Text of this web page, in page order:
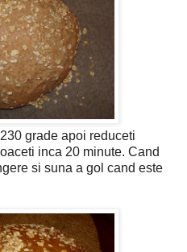
grade apoi reduceti
inca 20 minute. Cand
si suna a gol cand este